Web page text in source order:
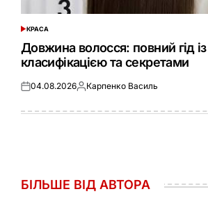
ОПУБЛІКУВАТИ
У
КРАСА
Довжина волосся: повний гід із
класифікацією та секретами
Оприлюднено
04.08.2026Опубліковано
Карпенко Василь
БІЛЬШЕ ВІД АВТОРА